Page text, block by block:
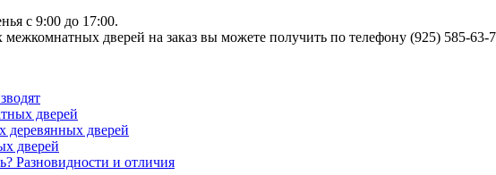
с 9:00 до 17:00.
дверей на заказ вы можете получить по телефону (925) 585-63-
дверей
деревянных дверей
дверей
Разновидности и отличия